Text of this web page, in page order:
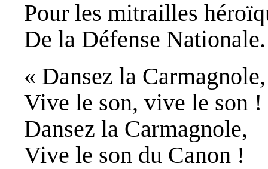
Pour les mitrailles
De la Défense Nationale.
« Dansez la Carmagnole,
Vive le son, vive le son !
Dansez la Carmagnole,
Vive le son du Canon !